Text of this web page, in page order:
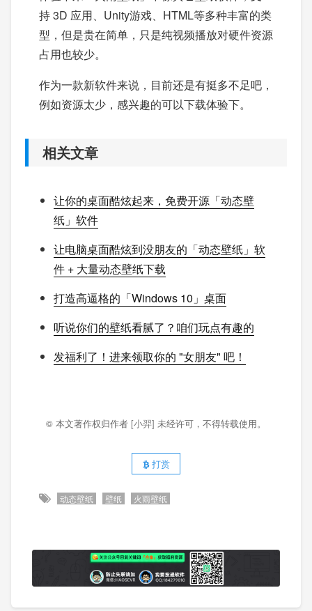
持 3D 应用、Unity游戏、HTML等多种丰富的类
型，但是贵在简单，只是纯视频播放对硬件资源
占用也较少。
作为一款新软件来说，目前还是有挺多不足吧，
例如资源太少，感兴趣的可以下载体验下。
相关文章
让你的桌面酷炫起来，免费开源「动态壁
纸」软件
让电脑桌面酷炫到没朋友的「动态壁纸」软
件 + 大量动态壁纸下载
打造高逼格的「Windows 10」桌面
听说你们的壁纸看腻了？咱们玩点有趣的
发福利了！进来领取你的 "女朋友" 吧！
© 本文著作权归作者 [小羿] 未经许可，不得转载使用。
打赏
动态壁纸 壁纸 火雨壁纸